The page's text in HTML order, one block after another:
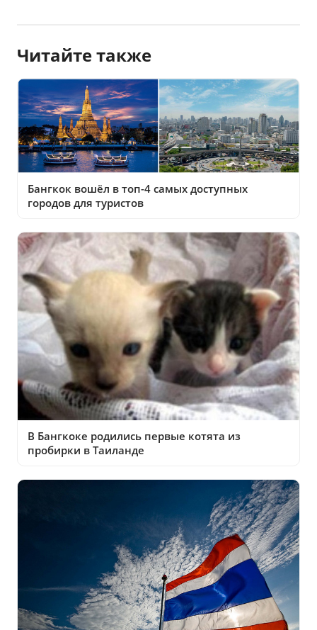
Читайте также
Бангкок вошёл в топ-4 самых доступных
городов для туристов
В Бангкоке родились первые котята из
пробирки в Таиланде